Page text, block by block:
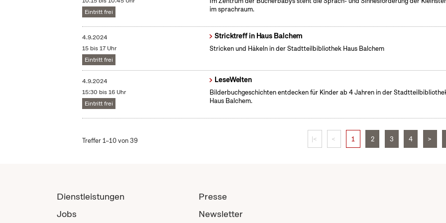
Eintritt frei
im sprachraum.
4.9.2024
15 bis 17 Uhr
Eintritt frei
Stricktreff in Haus Balchem
Stricken und Häkeln in der Stadtteilbibliothek Haus Balchem
4.9.2024
15:30 bis 16 Uhr
Eintritt frei
LeseWelten
Bilderbuchgeschichten entdecken für Kinder ab 4 Jahren in der
Haus Balchem.
Treffer 1–10 von 39 |< < 1 2 3 4 >
Dienstleistungen
Jobs
Presse
Newsletter